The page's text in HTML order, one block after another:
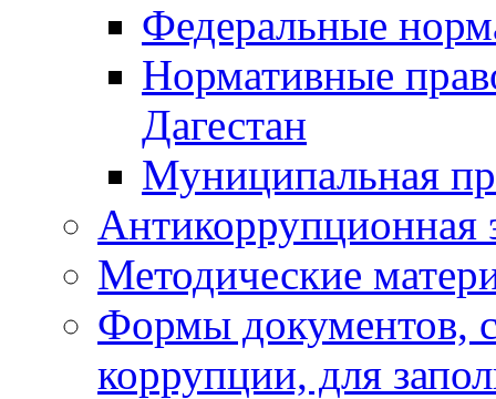
Федеральные
Нормативные
Дагестан
Муниципальная
Антикоррупционная
Методические
Формы документов,
коррупции, для